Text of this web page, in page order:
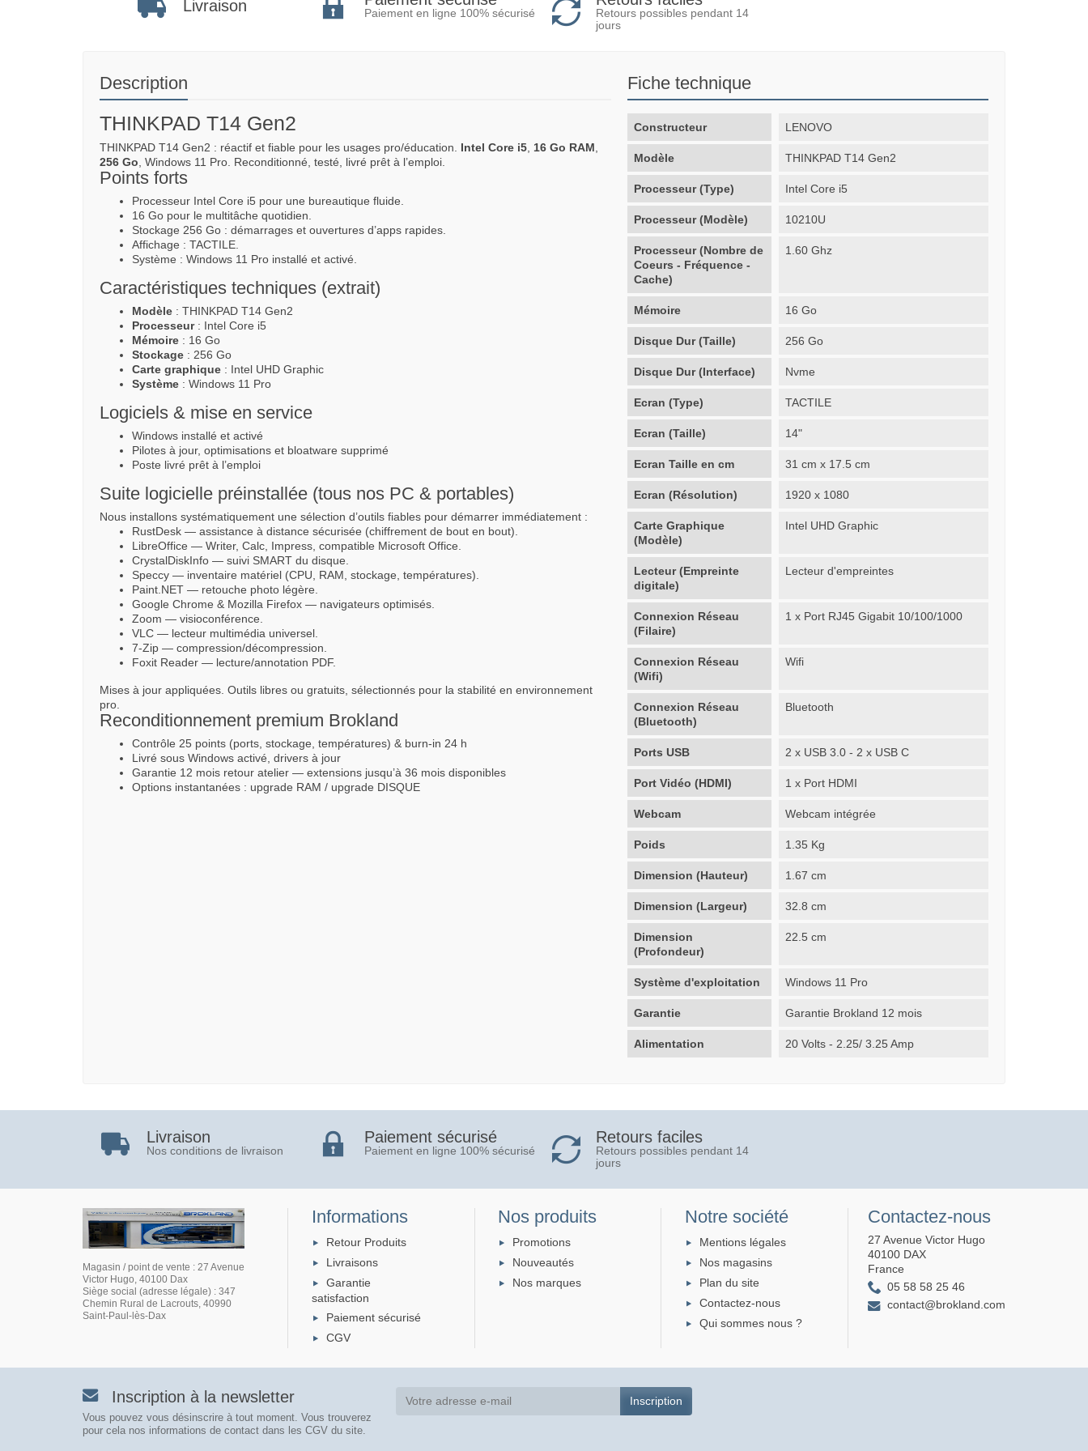
Livraison Paiement en ligne 100% sécurisé
Retours possibles pendant 14
jours
Description
THINKPAD T14 Gen2
THINKPAD T14 Gen2 : réactif et fiable pour les usages pro/éducation. Intel Core i5 16 Go RAM
256 Go , Windows 11 Pro. Reconditionné, testé, livré prêt à l’emploi.
Points forts
Processeur Intel Core i5 pour une bureautique fluide.
16 Go pour le multitâche quotidien.
Stockage 256 Go : démarrages et ouvertures d’apps rapides.
Affichage : TACTILE.
Système : Windows 11 Pro installé et activé.
Caractéristiques techniques (extrait)
Modèle : THINKPAD T14 Gen2
Processeur: Intel Core i5
Mémoire : 16 Go
Stockage : 256 Go
Carte graphique : Intel UHD Graphic
Système : Windows 11 Pro
Logiciels & mise en service
Windows installé et activé
Pilotes à jour, optimisations et bloatware supprimé
Poste livré prêt à l’emploi
Suite logicielle préinstallée (tous nos PC & portables)
Nous installons systématiquement une sélection d’outils fiables pour démarrer immédiatement :
RustDesk — assistance à distance sécurisée (chiffrement de bout en bout).
LibreOffice — Writer, Calc, Impress, compatible Microsoft Office.
CrystalDiskInfo — suivi SMART du disque.
Speccy — inventaire matériel (CPU, RAM, stockage, températures).
Paint.NET — retouche photo légère.
Google Chrome & Mozilla Firefox — navigateurs optimisés.
Zoom — visioconférence.
VLC — lecteur multimédia universel.
7-Zip — compression/décompression.
Foxit Reader — lecture/annotation PDF.
Mises à jour appliquées. Outils libres ou gratuits, sélectionnés pour la stabilité en environnement
pro.
Reconditionnement premium Brokland
Contrôle 25 points (ports, stockage, températures) & burn-in 24 h
Livré sous Windows activé, drivers à jour
Garantie 12 mois retour atelier — extensions jusqu’à 36 mois disponibles
Options instantanées : upgrade RAM / upgrade DISQUE
Fiche technique
Constructeur LENOVO
Modèle THINKPAD T14 Gen2
Processeur (Type) Intel Core i5
Processeur (Modèle) 10210U
Processeur (Nombre de
Coeurs - Fréquence -
Cache)
1.60 Ghz
Mémoire 16 Go
Disque Dur (Taille) 256 Go
Disque Dur (Interface) Nvme
Ecran (Type) TACTILE
Ecran (Taille) 14"
Ecran Taille en cm 31 cm x 17.5 cm
Ecran (Résolution) 1920 x 1080
Carte Graphique
(Modèle)
Intel UHD Graphic
Lecteur (Empreinte
digitale)
Lecteur d'empreintes
Connexion Réseau
(Filaire)
1 x Port RJ45 Gigabit 10/100/1000
Connexion Réseau
(Wifi)
Wifi
Connexion Réseau
(Bluetooth)
Bluetooth
Ports USB 2 x USB 3.0 - 2 x USB C
Port Vidéo (HDMI) 1 x Port HDMI
Webcam Webcam intégrée
Poids 1.35 Kg
Dimension (Hauteur) 1.67 cm
Dimension (Largeur) 32.8 cm
Dimension
(Profondeur)
22.5 cm
Système d'exploitation Windows 11 Pro
Garantie Garantie Brokland 12 mois
Alimentation 20 Volts - 2.25/ 3.25 Amp
Livraison
Nos conditions de livraison
Paiement sécurisé
Paiement en ligne 100% sécurisé
Retours faciles
Retours possibles pendant 14
jours
Magasin / point de vente : 27 Avenue
Victor Hugo, 40100 Dax
Siège social (adresse légale) : 347
Chemin Rural de Lacrouts, 40990
Saint-Paul-lès-Dax
Informations
Retour Produits
Livraisons
Garantie
satisfaction
Paiement sécurisé
CGV
Nos produits
Promotions
Nouveautés
Nos marques
Notre société
Mentions légales
Nos magasins
Plan du site
Contactez-nous
Qui sommes nous ?
Contactez-nous
27 Avenue Victor Hugo
40100 DAX
France
05 58 58 25 46
contact@brokland.com
Inscription à la newsletter
Vous pouvez vous désinscrire à tout moment. Vous trouverez
pour cela nos informations de contact dans les CGV du site.